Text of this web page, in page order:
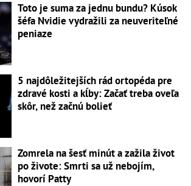
Toto je suma za jednu bundu? Kúsok
šéfa Nvidie vydražili za neuveriteľné
peniaze
5 najdôležitejších rád ortopéda pre
zdravé kosti a kĺby: Začať treba oveľa
skôr, než začnú bolieť
Zomrela na šesť minút a zažila život
po živote: Smrti sa už nebojím,
hovorí Patty